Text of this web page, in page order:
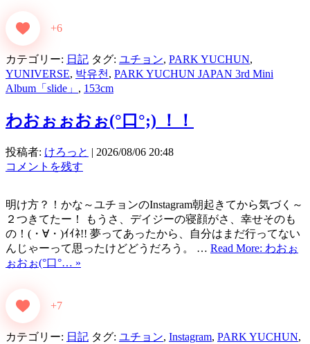
+6
カテゴリー: 日記 タグ: ユチョン, PARK YUCHUN,
YUNIVERSE, 박유천 , PARK YUCHUN JAPAN 3rd Mini
Album「slide」 , 153cm
わおぉぉおぉ(°口°;) ！！
投稿者: けろっと | 2026/08/06 20:48
コメントを残す
明け方？！かな～ユチョンのInstagram朝起きてから気づく～
２つきてたー！ もうさ、デイジーの寝顔がさ、幸せそのも
の！(・∀・)ｲｲﾈ!! 夢ってあったから、自分はまだ行ってない
んじゃーって思ったけどどうだろう。 … Read More: わおぉ
ぉおぉ(°口°… »
+7
カテゴリー: 日記 タグ: ユチョン, Instagram, PARK YUCHUN,